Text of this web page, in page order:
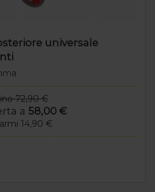
universale
72,90 €
a 58,00 €
14,90 €